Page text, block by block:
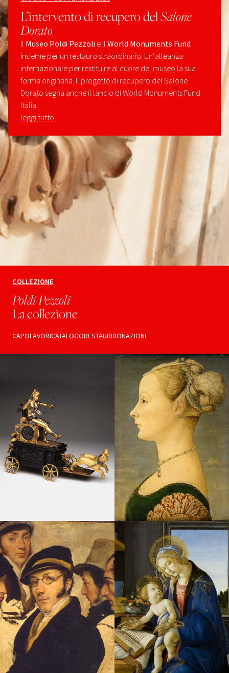
L’intervento di recupero delSalone
Dorato
Il Museo Poldi Pezzoli e il World Monuments Fund
insieme per un restauro straordinario. Un’alleanza
internazionale per restituire al cuore del museo la sua
forma originaria. Il progetto di recupero del Salone
Dorato segna anche il lancio di World Monuments Fund
Italia.
leggi tutto
COLLEZIONE
Poldi Pezzoli
La collezione
CAPOLAVORICATALOGORESTAURIDONAZIONI